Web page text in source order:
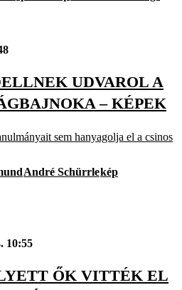
UDVAROL A
– KÉPEK
sem hanyagolja el a csinos
André Schürrlekép
10:55
ŐK VITTÉK EL